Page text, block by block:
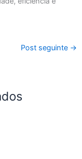
Post seguinte →